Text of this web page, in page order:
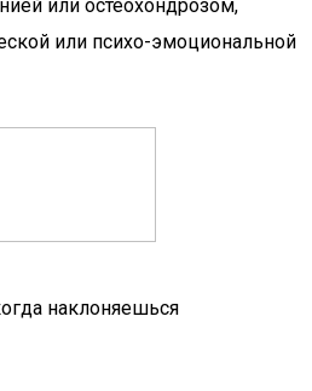
или остеохондрозом,
или психо-эмоциональной
наклоняешься